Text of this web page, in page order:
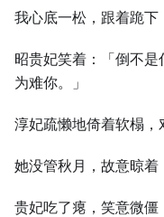
我心底一松，跟着跪下
昭贵妃笑着：「倒不
为难你。」
淳妃疏懒地倚着软榻，
她没管秋月，故意晾着
贵妃吃了瘪，笑意微